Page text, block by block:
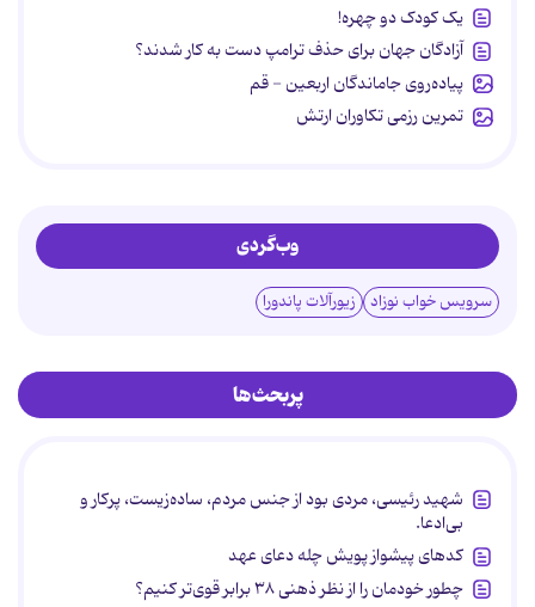
یک کودک دو چهره!
آزادگان جهان برای حذف ترامپ دست به کار شدند؟
پیاده‌روی جاماندگان اربعین - قم
تمرین رزمی تکاوران ارتش
وب‌گردی
سرویس خواب نوزاد زیورآلات پاندورا
پربحث‌ها
شهید رئیسی، مردی بود از جنس مردم، ساده‌زیست، پرکار و
بی‌ادعا.
کدهای پیشواز پویش چله دعای عهد
چطور خودمان را از نظر ذهنی ۳۸ برابر قوی‌تر کنیم؟